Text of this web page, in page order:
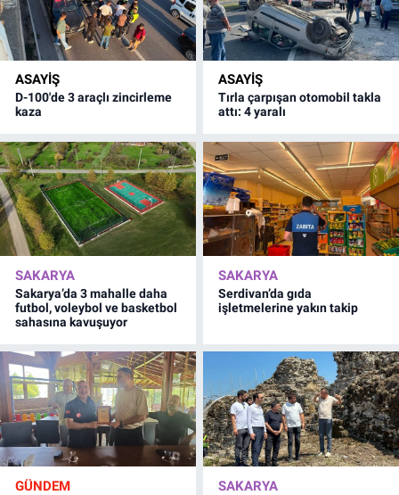
ASAYİŞ
D-100'de 3 araçlı zincirleme
kaza
ASAYİŞ
Tırla çarpışan otomobil takla
attı: 4 yaralı
SAKARYA
Sakarya’da 3 mahalle daha
futbol, voleybol ve basketbol
sahasına kavuşuyor
SAKARYA
Serdivan’da gıda
işletmelerine yakın takip
GÜNDEM SAKARYA